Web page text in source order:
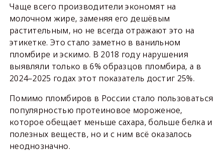
Чаще всего производители экономят на
молочном жире, заменяя его дешёвым
растительным, но не всегда отражают это на
этикетке. Это стало заметно в ванильном
пломбире и эскимо. В 2018 году нарушения
выявляли только в 6% образцов пломбира, а в
2024–2025 годах этот показатель достиг 25%.
Помимо пломбиров в России стало пользоваться
популярностью протеиновое мороженое,
которое обещает меньше сахара, больше белка и
полезных веществ, но и с ним всё оказалось
неоднозначно.